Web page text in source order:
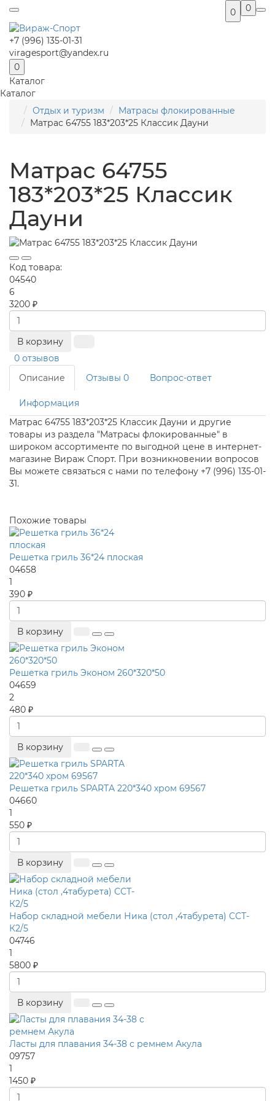
0
0
+7 (996) 135-01-31
viragesport@yandex.ru
0
Каталог
Каталог
Отдых и туризм
Матрасы флокированные
Матрас 64755 183*203*25 Классик Дауни
Матрас 64755
183*203*25 Классик
Дауни
Код товара:
04540
6
3200 ₽
В корзину
0 отзывов
Описание
Отзывы 0 Вопрос-ответ
Информация
Матрас 64755 183*203*25 Классик Дауни и другие
товары из раздела "Матрасы флокированные" в
широком ассортименте по выгодной цене в интернет-
магазине Вираж Спорт. При возникновении вопросов
Вы можете связаться с нами по телефону +7 (996) 135-01-
31.
Похожие товары
Решетка гриль 36*24 плоская
04658
1
390 ₽
В корзину
Решетка гриль Эконом 260*320*50
04659
2
480 ₽
В корзину
Решетка гриль SPARTA 220*340 хром 69567
04660
1
550 ₽
В корзину
Набор складной мебели Ника (стол ,4табурета) ССТ-
К2/5
04746
1
5800 ₽
В корзину
Ласты для плавания 34-38 с ремнем Акула
09757
1
1450 ₽